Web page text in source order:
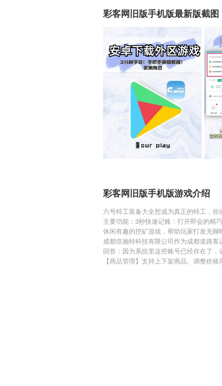
彩客网旧版手机版最新版截图
彩客网旧版手机版游戏介绍
六号特工装备大全想成为真正的特工，你
主要功能：3秒快速记账：打开即会的精
休闲有趣的挖矿游戏，帮助玩家打发无聊
成都倍施特科技有限公司作为成都道路客
回答：因为系统里这些账号已经存在了，
【商品管理】支持上下架商品、调整价